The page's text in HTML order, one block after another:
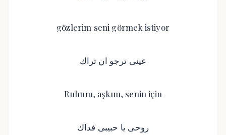
gözlerim seni görmek istiyor
عينى ترجو ان تراك
Ruhum, aşkım, senin için
روحى يا حبيبى فداك